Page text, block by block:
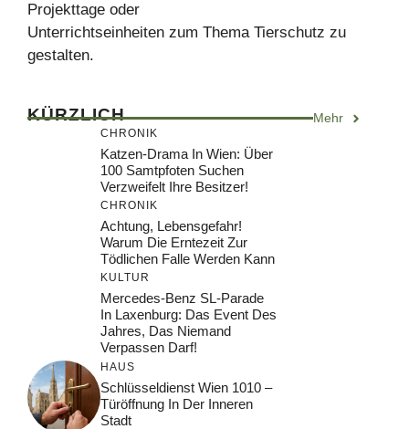
Projekttage oder
Unterrichtseinheiten zum Thema Tierschutz zu
gestalten.
KÜRZLICH Mehr
CHRONIK
Katzen-Drama In Wien: Über
100 Samtpfoten Suchen
Verzweifelt Ihre Besitzer!
CHRONIK
Achtung, Lebensgefahr!
Warum Die Erntezeit Zur
Tödlichen Falle Werden Kann
KULTUR
Mercedes-Benz SL-Parade
In Laxenburg: Das Event Des
Jahres, Das Niemand
Verpassen Darf!
HAUS
Schlüsseldienst Wien 1010 –
Türöffnung In Der Inneren
Stadt